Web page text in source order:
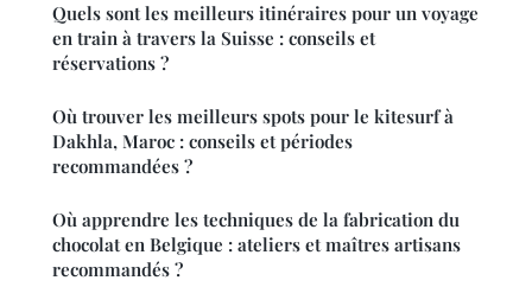
Quels sont les meilleurs itinéraires pour un voyage
en train à travers la Suisse : conseils et
réservations ?
Où trouver les meilleurs spots pour le kitesurf à
Dakhla, Maroc : conseils et périodes
recommandées ?
Où apprendre les techniques de la fabrication du
chocolat en Belgique : ateliers et maîtres artisans
recommandés ?